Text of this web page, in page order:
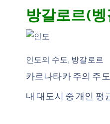
방갈로르(
인도의 수도, 방갈로르
카르나타카 주의 주
내 대도시 중 개인 평